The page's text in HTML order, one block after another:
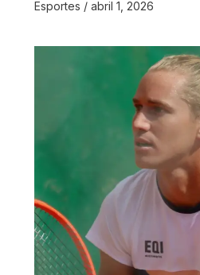
Esportes / abril 1, 2026